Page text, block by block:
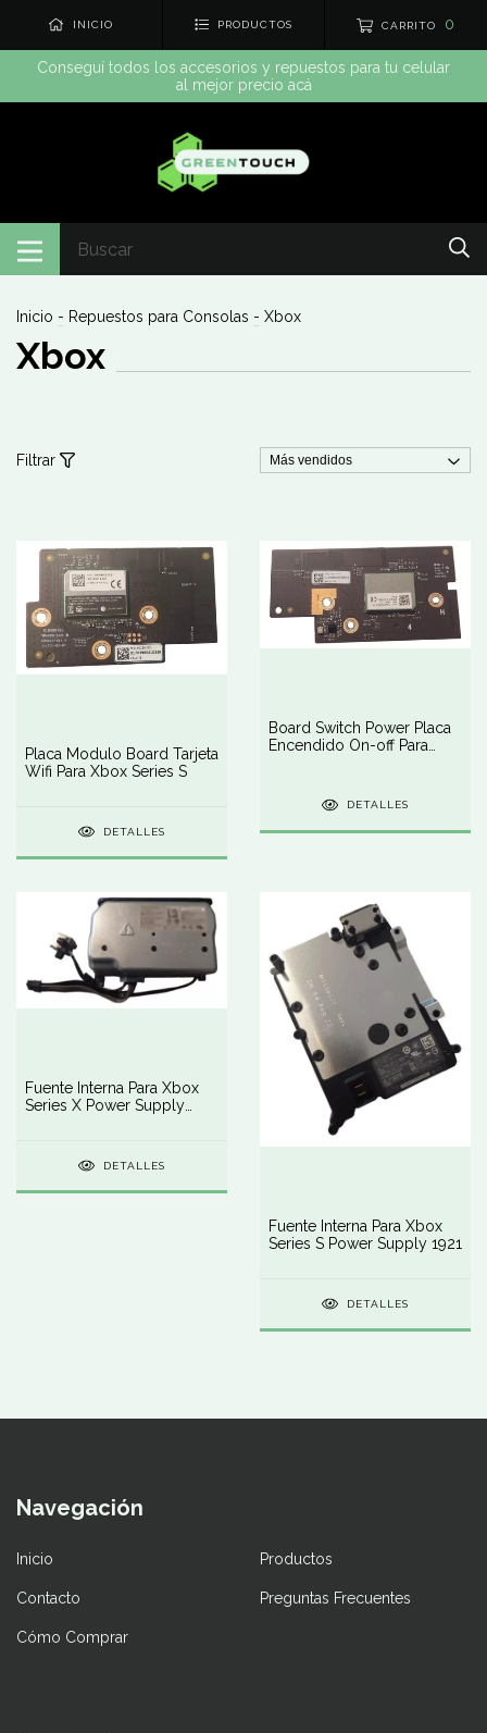
INICIO PRODUCTOS CARRITO 0
Conseguí todos los accesorios y repuestos para tu celular
al mejor precio acá
Inicio - Repuestos para Consolas - Xbox
Xbox
Filtrar
Placa Modulo Board Tarjeta
Wifi Para Xbox Series S
DETALLES
Board Switch Power Placa
Encendido On-off Para
DETALLES
Fuente Interna Para Xbox
Series X Power Supply
DETALLES
Fuente Interna Para Xbox
Series S Power Supply 1921
DETALLES
Navegación
Inicio Productos
Contacto Preguntas Frecuentes
Cómo Comprar